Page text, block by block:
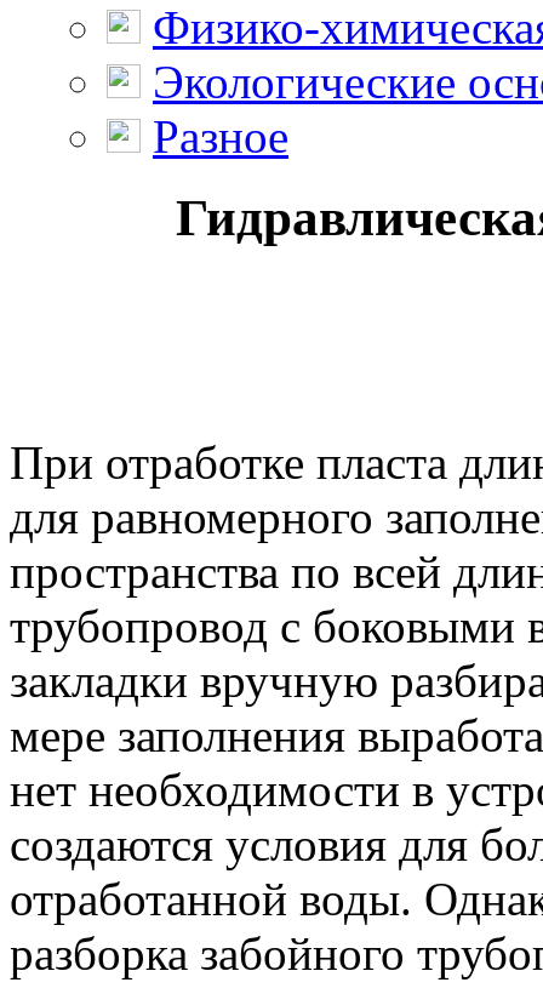
Физико-
Экологические
Разное
При отработке пласта
для равномерного
пространства по всей
трубопровод с боковыми
закладки вручную
мере заполнения
нет необходимости в
создаются условия для
отработанной воды.
разборка забойного